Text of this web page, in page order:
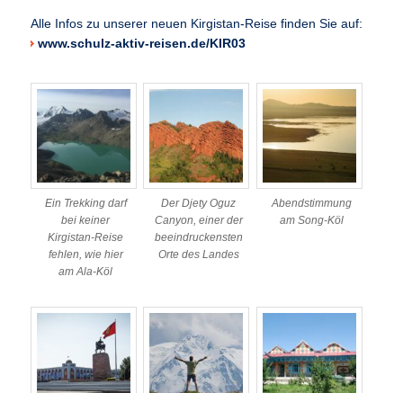
Alle Infos zu unserer neuen Kirgistan-Reise finden Sie auf:
www.schulz-aktiv-reisen.de/KIR03
Ein Trekking darf
bei keiner
Kirgistan-Reise
fehlen, wie hier
am Ala-Köl
Der Djety Oguz
Canyon, einer der
beeindruckensten
Orte des Landes
Abendstimmung
am Song-Köl